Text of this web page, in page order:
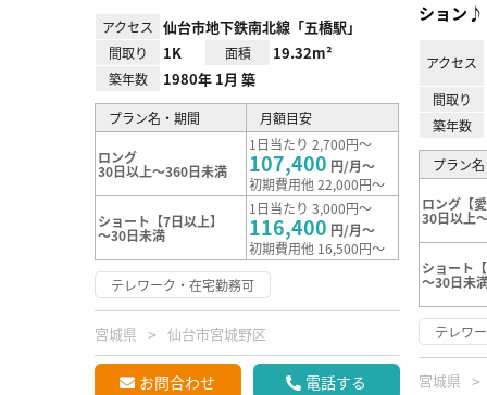
アクセス 仙台市地下鉄南北線「五橋駅」
間取り 1K 面積 19.32m²
築年数 1980年 1月 築
プラン名・期間 月額目安
ロング
30日以上～360日未満
1日当たり 2,700円～
107,400 円/月～
初期費用他 22,000円～
ショート【7日以上】
～30日未満
1日当たり 3,000円～
116,400 円/月～
初期費用他 16,500円～
テレワーク・在宅勤務可
宮城県 仙台市宮城野区
お問合わせ 電話する
ション♪
アクセス
間取り
築年数
プラン
ロング【
30日以上
ショート
～30日未
テレワ
宮城県